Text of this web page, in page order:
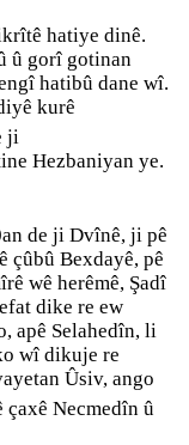
hatiye dinê.
û gorî gotinan
hatibû dane wî.
kurê
ji
Hezbaniyan ye.
de ji Dvînê, ji pê
çûbû Bexdayê, pê
wê herêmê, Şadî
dike re ew
apê Selahedîn, li
wî dikuje re
Ûsiv, ango
çaxê Necmedîn û